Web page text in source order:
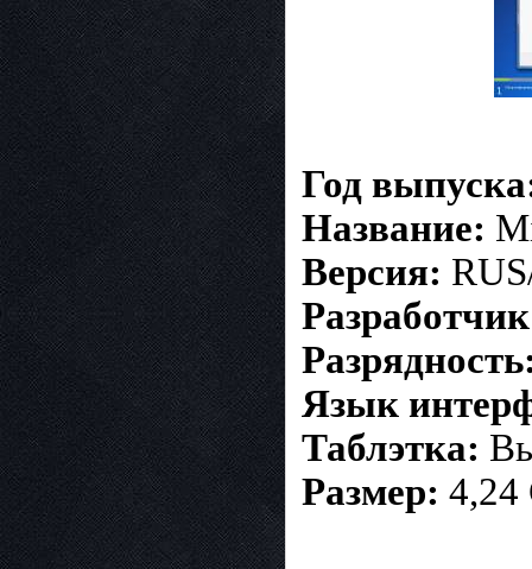
Год
Название:
Версия:
Язык
Таблэтка:
Размер: 4,24